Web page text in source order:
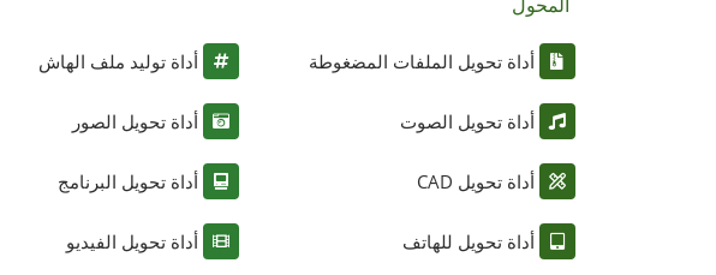
المحول
أداة تحويل الملفات المضغوطة
أداة تحويل الصوت
أداة تحويل CAD
أداة تحويل للهاتف
أداة توليد ملف الهاش
أداة تحويل الصور
أداة تحويل البرنامج
أداة تحويل الفيديو